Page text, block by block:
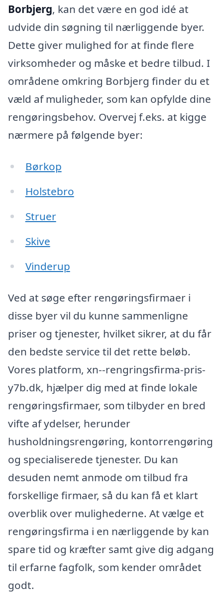
Borbjerg, kan det være en god idé at
udvide din søgning til nærliggende byer.
Dette giver mulighed for at finde flere
virksomheder og måske et bedre tilbud. I
områdene omkring Borbjerg finder du et
væld af muligheder, som kan opfylde dine
rengøringsbehov. Overvej f.eks. at kigge
nærmere på følgende byer:
Børkop
Holstebro
Struer
Skive
Vinderup
Ved at søge efter rengøringsfirmaer i
disse byer vil du kunne sammenligne
priser og tjenester, hvilket sikrer, at du får
den bedste service til det rette beløb.
Vores platform, xn--rengringsfirma-pris-
y7b.dk, hjælper dig med at finde lokale
rengøringsfirmaer, som tilbyder en bred
vifte af ydelser, herunder
husholdningsrengøring, kontorrengøring
og specialiserede tjenester. Du kan
desuden nemt anmode om tilbud fra
forskellige firmaer, så du kan få et klart
overblik over mulighederne. At vælge et
rengøringsfirma i en nærliggende by kan
spare tid og kræfter samt give dig adgang
til erfarne fagfolk, som kender området
godt.